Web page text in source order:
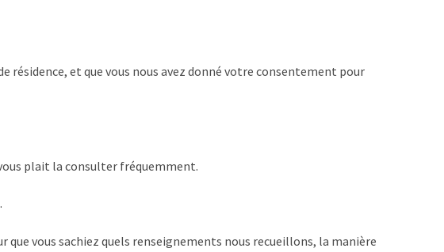
résidence, et que vous nous avez donné votre consentement pour
plait la consulter fréquemment.
que vous sachiez quels renseignements nous recueillons, la manière